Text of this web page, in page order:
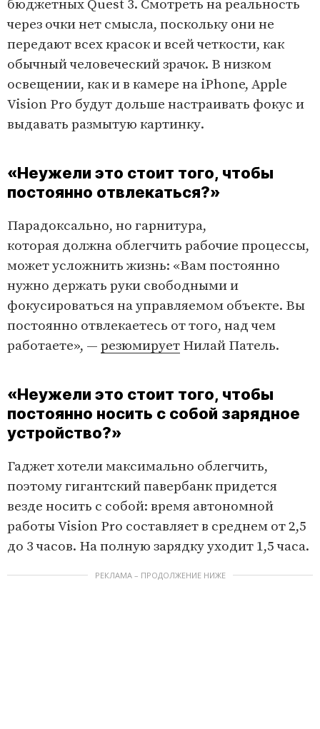
бюджетных Quest 3. Смотреть на реальность
через очки нет смысла, поскольку они не
передают всех красок и всей четкости, как
обычный человеческий зрачок. В низком
освещении, как и в камере на iPhone, Apple
Vision Pro будут дольше настраивать фокус и
выдавать размытую картинку.
t
e
e
d
1
0
0
«Неужели это стоит того, чтобы
постоянно отвлекаться?»
Парадоксально, но гарнитура,
которая должна облегчить рабочие процессы,
может усложнить жизнь: «Вам постоянно
нужно держать руки свободными и
фокусироваться на управляемом объекте. Вы
постоянно отвлекаетесь от того, над чем
работаете», — резюмирует Нилай Патель.
«Неужели это стоит того, чтобы
постоянно носить с собой зарядное
устройство?»
Гаджет хотели максимально облегчить,
поэтому гигантский павербанк придется
везде носить с собой: время автономной
работы Vision Pro составляет в среднем от 2,5
до 3 часов. На полную зарядку уходит 1,5 часа.
РЕКЛАМА – ПРОДОЛЖЕНИЕ НИЖЕ